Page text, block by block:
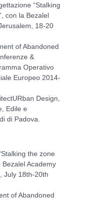
“Stalking
con la Bezalel
18-20
of Abandoned
&
Operativo
Europeo 2014-
Design,
Edile e
di Padova.
the zone
Academy
July 18th-20th
of Abandoned